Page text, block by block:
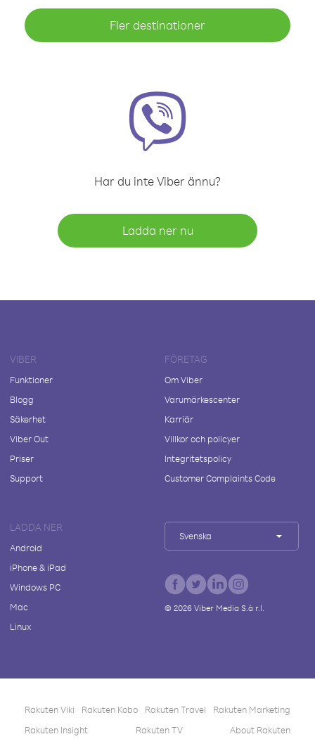
Fler destinationer
Har du inte Viber ännu?
Ladda ner nu
VIBER
Funktioner
Blogg
Säkerhet
Viber Out
Priser
Support
FÖRETAG
Om Viber
Varumärkescenter
Karriär
Villkor och policyer
Integritetspolicy
Customer Complaints Code
LADDA NER
Android
iPhone & iPad
Windows PC
Mac
Linux
Svenska
© 2026Viber Media S.à r.l.
Rakuten Viki Rakuten Kobo Rakuten Travel
Rakuten Marketing
Rakuten Insight
Rakuten TV About Rakuten